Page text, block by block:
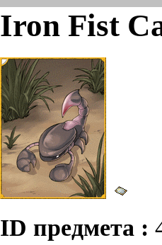
Iron Fist
ID предмета :